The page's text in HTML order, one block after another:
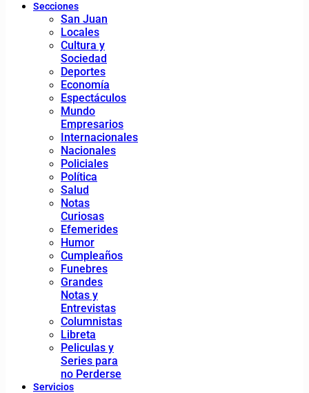
Secciones
San Juan
Locales
Cultura y
Sociedad
Deportes
Economía
Espectáculos
Mundo
Empresarios
Internacionales
Nacionales
Policiales
Política
Salud
Notas
Curiosas
Efemerides
Humor
Cumpleaños
Funebres
Grandes
Notas y
Entrevistas
Columnistas
Libreta
Peliculas y
Series para
no Perderse
Servicios